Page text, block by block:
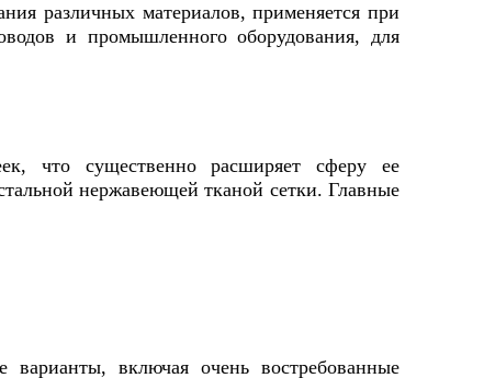
различных материалов, применяется при
и промышленного оборудования, для
что существенно расширяет сферу ее
нержавеющей тканой сетки. Главные
включая очень востребованные